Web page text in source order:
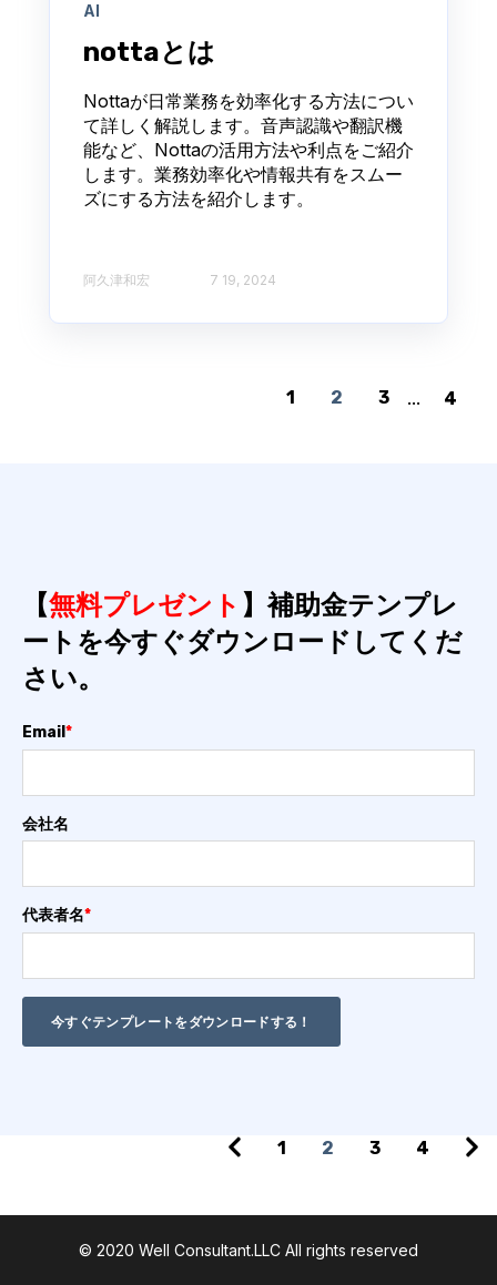
AI
nottaとは
Nottaが日常業務を効率化する方法につい
て詳しく解説します。音声認識や翻訳機
能など、Nottaの活用方法や利点をご紹介
します。業務効率化や情報共有をスムー
ズにする方法を紹介します。
阿久津和宏 7 19, 2024
1 2 3 ... 4
【無料プレゼント 】補助金テンプレ
ートを今すぐダウンロードしてくだ
さい。
Email *
会社名
代表者名*
1 2 3 4
© 2020 Well Consultant.LLC All rights reserved